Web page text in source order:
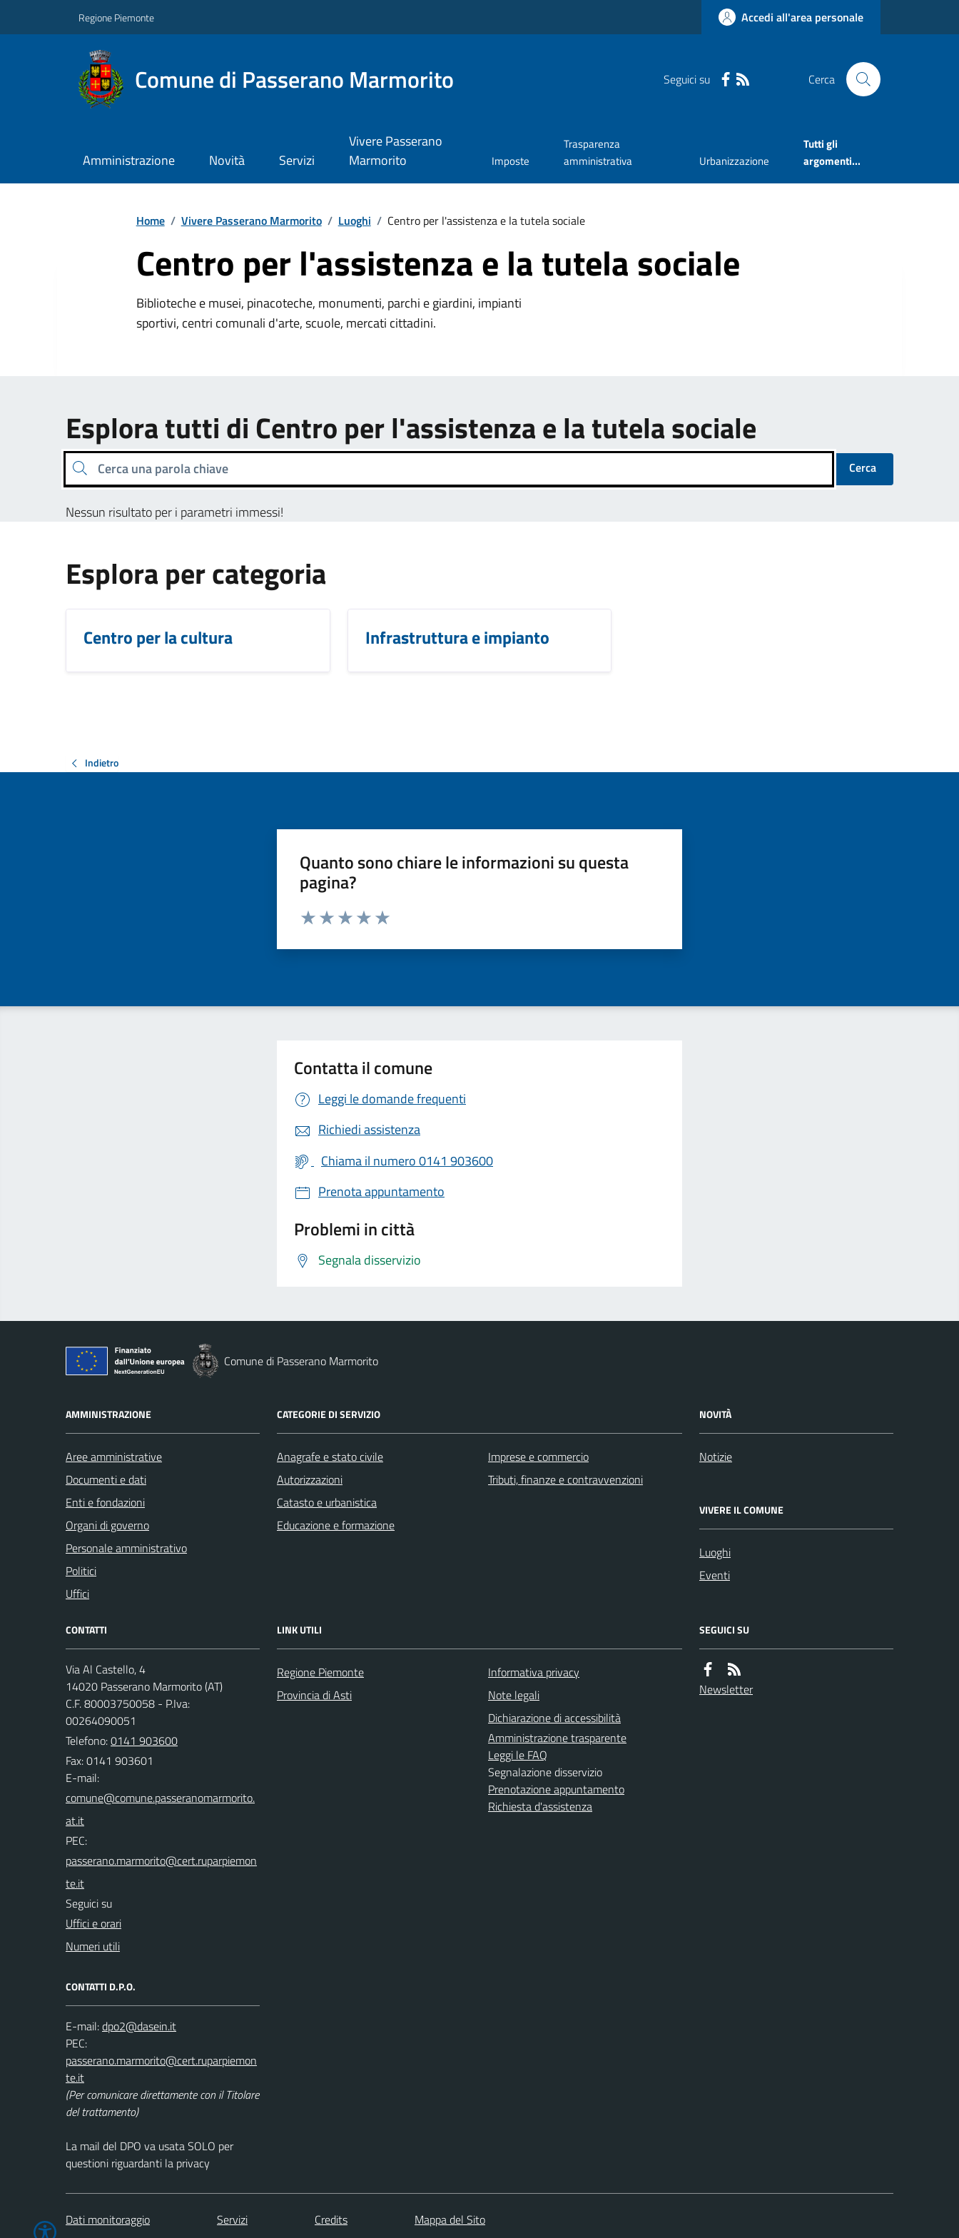
Regione Piemonte Accedi all'area personale
Comune di Passerano Marmorito Seguici su Cerca
Amministrazione Novità Servizi
Vivere Passerano
Marmorito
Imposte
Trasparenza
amministrativa
Urbanizzazione
Tutti gli
argomenti...
Home / Vivere Passerano Marmorito / Luoghi / Centro per l'assistenza e la tutela sociale
Centro per l'assistenza e la tutela sociale
Biblioteche e musei, pinacoteche, monumenti, parchi e giardini, impianti
sportivi, centri comunali d'arte, scuole, mercati cittadini.
Esplora tutti di Centro per l'assistenza e la tutela sociale
Cerca una parola chiave Cerca
Nessun risultato per i parametri immessi!
Esplora per categoria
Centro per la cultura Infrastruttura e impianto
Indietro
Quanto sono chiare le informazioni su questa
pagina?
Valuta da 1 a 5 stelle la pagina
Contatta il comune
Leggi le domande frequenti
Richiedi assistenza
Chiama il numero 0141 903600
Prenota appuntamento
Problemi in città
Segnala disservizio
Comune di Passerano Marmorito
AMMINISTRAZIONE
Aree amministrative
Documenti e dati
Enti e fondazioni
Organi di governo
Personale amministrativo
Politici
Uffici
CATEGORIE DI SERVIZIO
Anagrafe e stato civile
Autorizzazioni
Catasto e urbanistica
Educazione e formazione
Imprese e commercio
Tributi, finanze e contravvenzioni
NOVITÀ
Notizie
VIVERE IL COMUNE
Luoghi
Eventi
CONTATTI
Via Al Castello, 4
14020 Passerano Marmorito (AT)
C.F. 80003750058 - P.Iva:
00264090051
Telefono:0141 903600
Fax: 0141 903601
E-mail:
PEC:
Seguici su
Uffici e orari
Numeri utili
CONTATTI D.P.O.
E-mail:
PEC:
(Per comunicare direttamente con il Titolare
del trattamento)
La mail del DPO va usata SOLO per
questioni riguardanti la privacy
LINK UTILI
Regione Piemonte
Provincia di Asti
Informativa privacy
Note legali
Dichiarazione di accessibilità
Amministrazione trasparente
Leggi le FAQ
Segnalazione disservizio
Prenotazione appuntamento
Richiesta d'assistenza
SEGUICI SU
Newsletter
Dati monitoraggio Servizi Credits Mappa del Sito